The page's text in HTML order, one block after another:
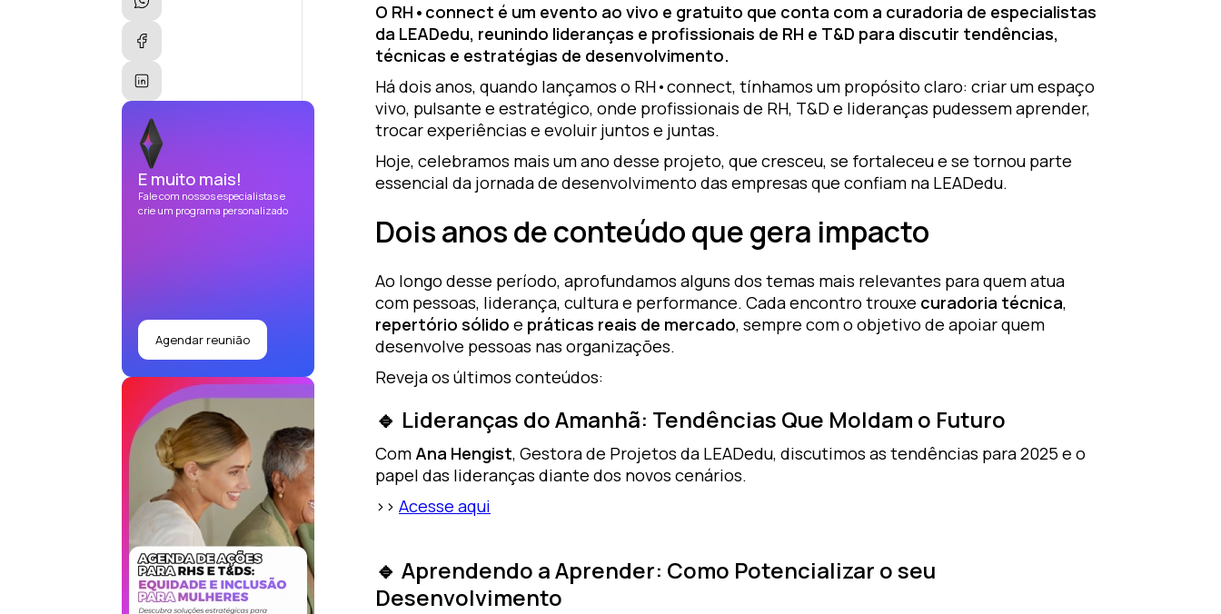
E muito mais!
Fale com nossos especialistas e
crie um programa personalizado
Agendar reunião
O RH•connect é um evento ao vivo e gratuito que conta com a curadoria de especialistas
da LEADedu, reunindo lideranças e profissionais de RH e T&D para discutir tendências,
técnicas e estratégias de desenvolvimento.
Há dois anos, quando lançamos o RH•connect, tínhamos um propósito claro: criar um espaço
vivo, pulsante e estratégico, onde profissionais de RH, T&D e lideranças pudessem aprender,
trocar experiências e evoluir juntos e juntas.
Hoje, celebramos mais um ano desse projeto, que cresceu, se fortaleceu e se tornou parte
essencial da jornada de desenvolvimento das empresas que confiam na LEADedu.
Dois anos de conteúdo que gera impacto
Ao longo desse período, aprofundamos alguns dos temas mais relevantes para quem atua
com pessoas, liderança, cultura e performance. Cada encontro trouxe curadoria técnica,
repertório sólido e práticas reais de mercado, sempre com o objetivo de apoiar quem
desenvolve pessoas nas organizações.
Reveja os últimos conteúdos:
🔹 Lideranças do Amanhã: Tendências Que Moldam o Futuro
Com Ana Hengist, Gestora de Projetos da LEADedu, discutimos as tendências para 2025 e o
papel das lideranças diante dos novos cenários.
>>Acesse aqui
🔹 Aprendendo a Aprender: Como Potencializar o seu
Desenvolvimento